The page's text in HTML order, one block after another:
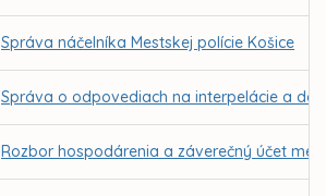
Správa náčelníka Mestskej polície Košice
Správa o odpovediach na interpelácie a
Rozbor hospodárenia a záverečný účet